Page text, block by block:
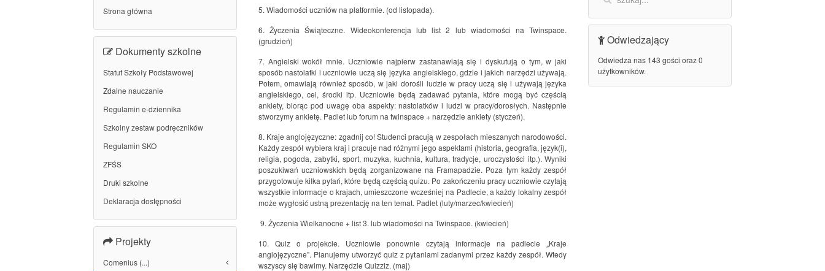
5. Wiadomości uczniów na platformie. (od listopada).
6. Życzenia Świąteczne. Wideokonferencja lub list 2 lub wiadomości na Twinspace.
(grudzień)
7. Angielski wokół mnie. Uczniowie najpierw zastanawiają się i dyskutują o tym, w jaki
sposób nastolatki i uczniowie uczą się języka angielskiego, gdzie i jakich narzędzi używają.
Potem, omawiają również sposób, w jaki dorośli ludzie w pracy uczą się i używają języka
angielskiego, cel, środki itp. Uczniowie będą zadawać pytania, które mogą być częścią
ankiety, biorąc pod uwagę oba aspekty: nastolatków i ludzi w pracy/dorosłych. Następnie
stworzymy ankietę. Padlet lub forum na twinspace + narzędzie ankiety (styczeń).
8. Kraje anglojęzyczne: zgadnij co! Studenci pracują w zespołach mieszanych narodowości.
Każdy zespół wybiera kraj i pracuje nad różnymi jego aspektami (historia, geografia, język(i),
religia, pogoda, zabytki, sport, muzyka, kuchnia, kultura, tradycje, uroczystości itp.). Wyniki
poszukiwań uczniowskich będą zorganizowane na Framapadzie. Poza tym każdy zespół
przygotowuje kilka pytań, które będą częścią quizu. Po zakończeniu pracy uczniowie czytają
wszystkie informacje o krajach, umieszczone wcześniej na Padlecie, a każdy lokalny zespół
może wygłosić ustną prezentację na ten temat. Padlet (luty/marzec/kwiecień)
9. Życzenia Wielkanocne + list 3. lub wiadomości na Twinspace. (kwiecień)
10. Quiz o projekcie. Uczniowie ponownie czytają informacje na padlecie „Kraje
anglojęzyczne”. Planujemy utworzyć quiz z pytaniami zadanymi przez każdy zespół. Wtedy
wszyscy się bawimy. Narzędzie Quizziz. (maj)
Strona główna
Dokumenty szkolne
Statut Szkoły Podstawowej
Zdalne nauczanie
Regulamin e-dziennika
Szkolny zestaw podręczników
Regulamin SKO
ZFŚS
Druki szkolne
Deklaracja dostępności
Projekty
Comenius (...)
Odwiedzający
Odwiedza nas 143 gości oraz 0
użytkowników.